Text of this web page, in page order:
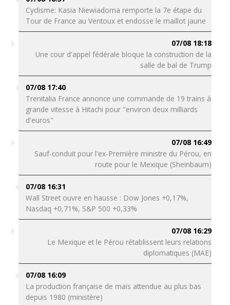
Cyclisme: Kasia Niewiadoma remporte la 7e étape du
Tour de France au Ventoux et endosse le maillot jaune
07/08 18:18
Une cour d'appel fédérale bloque la construction de la
salle de bal de Trump
07/08 17:40
Trenitalia France annonce une commande de 19 trains à
grande vitesse à Hitachi pour "environ deux milliards
d'euros"
07/08 16:49
Sauf-conduit pour l'ex-Première ministre du Pérou, en
route pour le Mexique (Sheinbaum)
07/08 16:31
Wall Street ouvre en hausse : Dow Jones +0,17%,
Nasdaq +0,71%, S&P 500 +0,33%
07/08 16:29
Le Mexique et le Pérou rétablissent leurs relations
diplomatiques (MAE)
07/08 16:09
La production française de maïs attendue au plus bas
depuis 1980 (ministère)